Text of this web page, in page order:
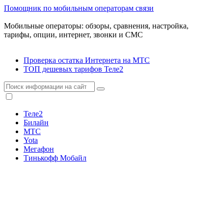
Помощник по мобильным операторам связи
Мобильные операторы: обзоры, сравнения, настройка,
тарифы, опции, интернет, звонки и СМС
Проверка остатка Интернета на МТС
ТОП дешевых тарифов Теле2
Теле2
Билайн
МТС
Yota
Мегафон
Тинькофф Мобайл